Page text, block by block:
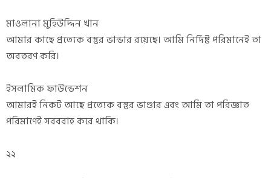
মাওলানা মুহিউদ্দিন খান
আমার কাছে প্রত্যেক বস্তুর ভান্ডার রয়েছে। আমি নির্দিষ্ট পরিমানেই তা
অবতরণ করি।
ইসলামিক ফাউন্ডেশন
আমারই নিকট আছে প্রত্যেক বস্তুর ভাণ্ডার এবং আমি তা পরিজ্ঞাত
পরিমাণেই সরবরাহ করে থাকি।
২২